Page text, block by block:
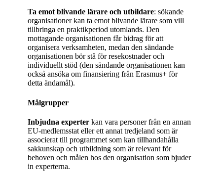
Ta emot blivande lärare och utbildare: sökande
organisationer kan ta emot blivande lärare som vill
tillbringa en praktikperiod utomlands. Den
mottagande organisationen får bidrag för att
organisera verksamheten, medan den sändande
organisationen bör stå för resekostnader och
individuellt stöd (den sändande organisationen kan
också ansöka om finansiering från Erasmus+ för
detta ändamål).
Målgrupper
Inbjudna experter kan vara personer från en annan
EU-medlemsstat eller ett annat tredjeland som är
associerat till programmet som kan tillhandahålla
sakkunskap och utbildning som är relevant för
behoven och målen hos den organisation som bjuder
in experterna.